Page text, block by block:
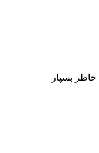
خاطر بسپار